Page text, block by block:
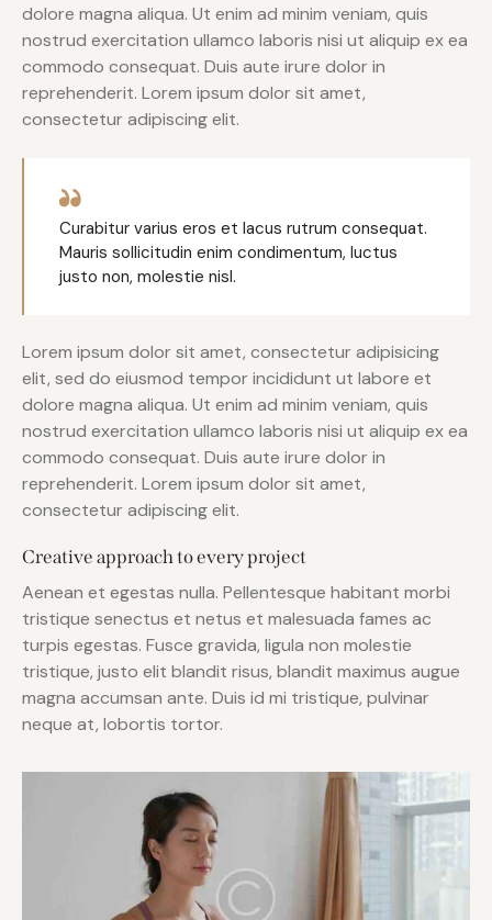
dolore magna aliqua. Ut enim ad minim veniam, quis
nostrud exercitation ullamco laboris nisi ut aliquip ex ea
commodo consequat. Duis aute irure dolor in
reprehenderit. Lorem ipsum dolor sit amet,
consectetur adipiscing elit.
Curabitur varius eros et lacus rutrum consequat.
Mauris sollicitudin enim condimentum, luctus
justo non, molestie nisl.
Lorem ipsum dolor sit amet, consectetur adipisicing
elit, sed do eiusmod tempor incididunt ut labore et
dolore magna aliqua. Ut enim ad minim veniam, quis
nostrud exercitation ullamco laboris nisi ut aliquip ex ea
commodo consequat. Duis aute irure dolor in
reprehenderit. Lorem ipsum dolor sit amet,
consectetur adipiscing elit.
Creative approach to every project
Aenean et egestas nulla. Pellentesque habitant morbi
tristique senectus et netus et malesuada fames ac
turpis egestas. Fusce gravida, ligula non molestie
tristique, justo elit blandit risus, blandit maximus augue
magna accumsan ante. Duis id mi tristique, pulvinar
neque at, lobortis tortor.